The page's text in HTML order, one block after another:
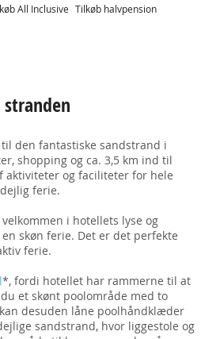
All Inclusive Tilkøb halvpension
den fantastiske sandstrand i
shopping og ca. 3,5 km ind til
aktiviteter og faciliteter for hele
ferie.
i hotellets lyse og
skøn ferie. Det er det perfekte
ferie.
*, fordi hotellet har rammerne til at
et skønt poolområde med to
desuden låne poolhåndklæder
sandstrand, hvor liggestole og